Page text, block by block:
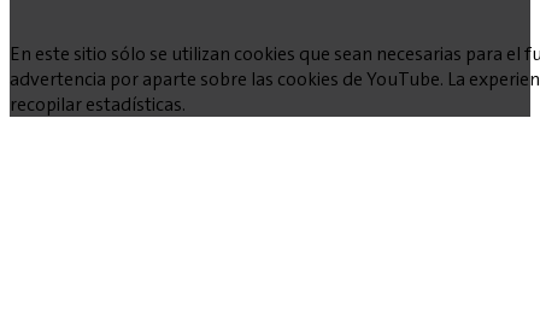
En este sitio sólo se utilizan cookies que sean necesarias para
advertencia por aparte sobre las cookies de YouTube. La
recopilar estadísticas.